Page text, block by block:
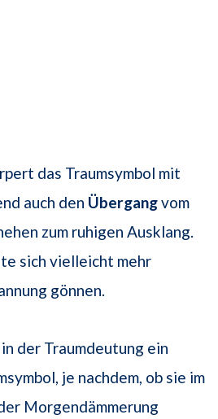
das Traumsymbol mit
auch den Übergangvom
zum ruhigen Ausklang.
sich vielleicht mehr
gönnen.
der Traumdeutung ein
je nachdem, ob sie im
Morgendämmerung